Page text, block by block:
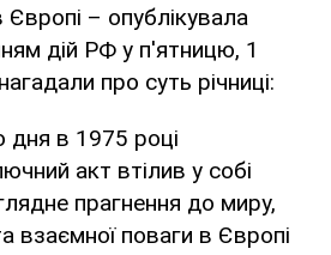
Європі – опублікувала
дій РФ у п'ятницю, 1
про суть річниці:
дня в 1975 році
акт втілив у собі
прагнення до миру,
взаємної поваги в Європі